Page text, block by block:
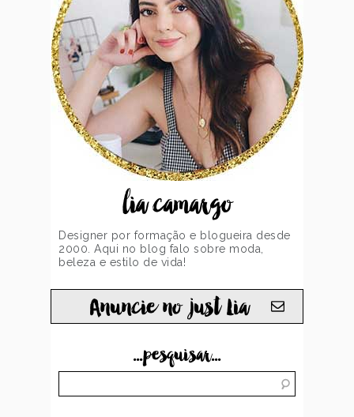
lia camargo
Designer por formação e blogueira desde
2000. Aqui no blog falo sobre moda,
beleza e estilo de vida!
Anuncie no just Lia
...pesquisar...